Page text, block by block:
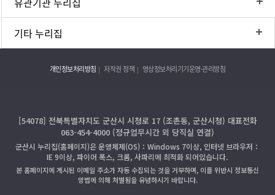
기타 누리집
개인정보처리방침 저작권 정책 영상정보처리기기운영·관리방침
[54078] 전북특별자치도 군산시 시청로 17 (조촌동, 군산시청) 대표전화
063-454-4000 (정규업무시간 외 당직실 연결)
군산시 누리집(홈페이지)은 운영체제(OS)：Windows 7이상, 인터넷 브라우저：
IE 9이상, 파이어 폭스, 크롬, 사파리에 최적화 되어있습니다.
본 홈페이지에 게시된 이메일 주소가 자동 수집되는 것을 거부하며, 이를 위반시 정보통신
망법에 의해 처벌됨을 유념하시기 바랍니다.